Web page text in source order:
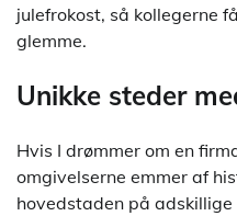
julefrokost, så kollegerne
glemme.
Unikke steder
Hvis I drømmer om en
omgivelserne emmer af
hovedstaden på